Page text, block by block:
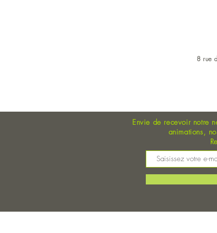
8 rue
Envie de recevoir notre
animations,